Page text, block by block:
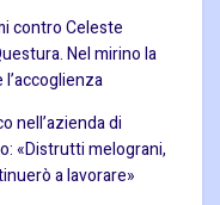
contro Celeste
Nel mirino la
nell’azienda di
«Distrutti melograni,
a lavorare»